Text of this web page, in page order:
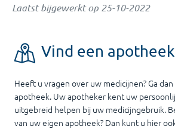
Laatst bijgewerkt op 25-10-2022
Vind een apotheek
Heeft u vragen over uw medicijnen? Ga
apotheek. Uw apotheker kent uw
uitgebreid helpen bij uw medicijngebruik.
van uw eigen apotheek? Dan kunt u hier